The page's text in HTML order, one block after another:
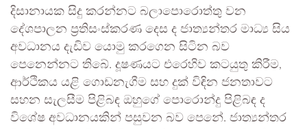
දිසානායක සිදු කරන්නට බලාපොරොත්තු වන
දේශපාලන ප්‍රතිසංස්කරණ දෙස ද ජාත්‍යන්තර මාධ්‍ය සිය
අවධානය දැඩිව යොමු කරගෙන සිටින බව
පෙනෙන්නට තිබේ. දූෂණයට එරෙහිව කටයුතු කිරීම,
ආර්ථිකය යළි ගොඩනැගීම සහ දුක් විඳින ජනතාවට
සහන සැලසීම පිළිබඳ ඔහුගේ පොරොන්දු පිළිබඳ ද
විශේෂ අවධානයකින් පසුවන බව පෙනේ. ජාත්‍යන්තර